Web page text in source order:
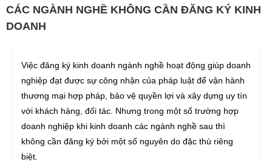
CÁC NGÀNH NGHỀ KHÔNG CẦN ĐĂNG KÝ KINH
DOANH
Việc đăng ký kinh doanh ngành nghề hoạt động giúp doanh
nghiệp đạt được sự công nhận của pháp luật để vận hành
thương mại hợp pháp, bảo vệ quyền lợi và xây dựng uy tín
với khách hàng, đối tác. Nhưng trong một số trường hợp
doanh nghiệp khi kinh doanh các ngành nghề sau thì
không cần đăng ký bởi một số nguyên do đặc thù riêng
biệt.